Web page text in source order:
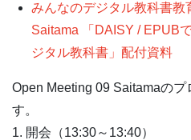
みんなのデジタル教科書教
Saitama 「DAISY / EPUB
ジタル教科書」配付資料
Open Meeting 09 Saitamaの
す。
1. 開会（13:30～13:40）